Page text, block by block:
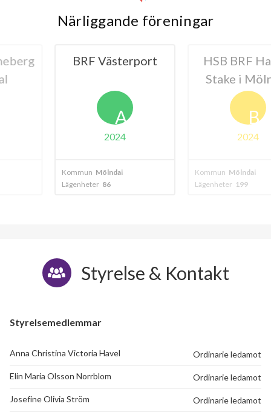
Närliggande föreningar
HSB BRF Harald
2024
Kommun Mölndal
Lägenheter
BRF
Kommun
Lägenheter
Styrelse & Kontakt
Styrelsemedlemmar
Anna Christina Victoria Havel Ordinarie ledamot
Elin Maria Olsson Norrblom Ordinarie ledamot
Josefine Olivia Ström Ordinarie ledamot